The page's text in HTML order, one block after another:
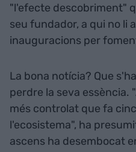
"l'efecte descobriment"
seu fundador, a qui no li
inauguracions per
La bona notícia? Que
perdre la seva
més controlat que fa
l'ecosistema", ha
ascens ha desembocat